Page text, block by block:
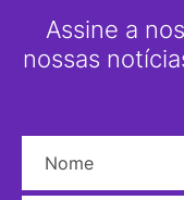
Assine a
nossas